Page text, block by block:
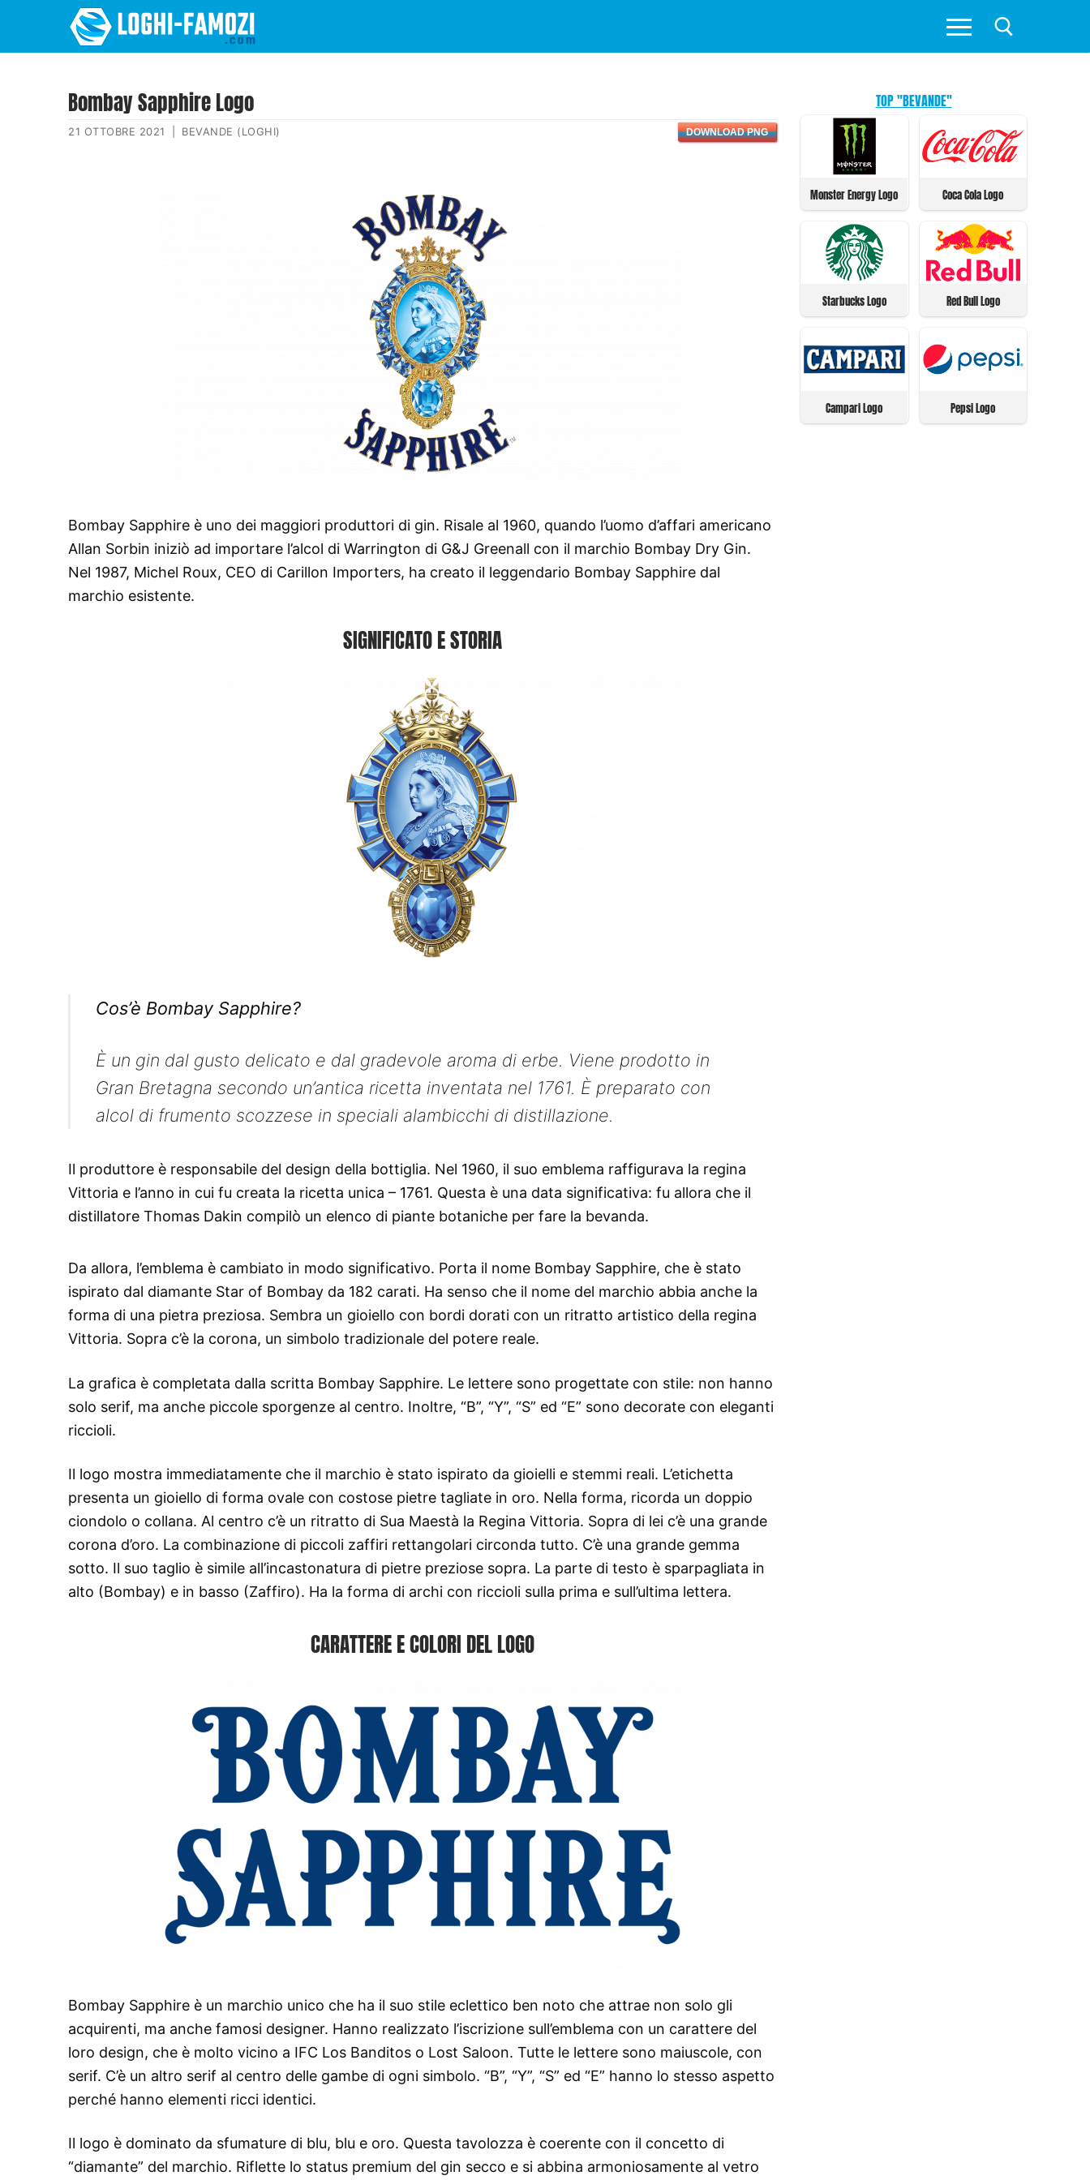
Bombay Sapphire Logo
21 OTTOBRE 2021 BEVANDE (LOGHI) DOWNLOAD PNG
Bombay Sapphire è uno dei maggiori produttori di gin. Risale al 1960, quando l’uomo d’affari americano
Allan Sorbin iniziò ad importare l’alcol di Warrington di G&J Greenall con il marchio Bombay Dry Gin.
Nel 1987, Michel Roux, CEO di Carillon Importers, ha creato il leggendario Bombay Sapphire dal
marchio esistente.
SIGNIFICATO E STORIA
Cos’è Bombay Sapphire?
È un gin dal gusto delicato e dal gradevole aroma di erbe. Viene prodotto in
Gran Bretagna secondo un’antica ricetta inventata nel 1761. È preparato con
alcol di frumento scozzese in speciali alambicchi di distillazione.
Il produttore è responsabile del design della bottiglia. Nel 1960, il suo emblema raffigurava la regina
Vittoria e l’anno in cui fu creata la ricetta unica – 1761. Questa è una data significativa: fu allora che il
distillatore Thomas Dakin compilò un elenco di piante botaniche per fare la bevanda.
Da allora, l’emblema è cambiato in modo significativo. Porta il nome Bombay Sapphire, che è stato
ispirato dal diamante Star of Bombay da 182 carati. Ha senso che il nome del marchio abbia anche la
forma di una pietra preziosa. Sembra un gioiello con bordi dorati con un ritratto artistico della regina
Vittoria. Sopra c’è la corona, un simbolo tradizionale del potere reale.
La grafica è completata dalla scritta Bombay Sapphire. Le lettere sono progettate con stile: non hanno
solo serif, ma anche piccole sporgenze al centro. Inoltre, “B”, “Y”, “S” ed “E” sono decorate con eleganti
riccioli.
Il logo mostra immediatamente che il marchio è stato ispirato da gioielli e stemmi reali. L’etichetta
presenta un gioiello di forma ovale con costose pietre tagliate in oro. Nella forma, ricorda un doppio
ciondolo o collana. Al centro c’è un ritratto di Sua Maestà la Regina Vittoria. Sopra di lei c’è una grande
corona d’oro. La combinazione di piccoli zaffiri rettangolari circonda tutto. C’è una grande gemma
sotto. Il suo taglio è simile all’incastonatura di pietre preziose sopra. La parte di testo è sparpagliata in
alto (Bombay) e in basso (Zaffiro). Ha la forma di archi con riccioli sulla prima e sull’ultima lettera.
CARATTERE E COLORI DEL LOGO
Bombay Sapphire è un marchio unico che ha il suo stile eclettico ben noto che attrae non solo gli
acquirenti, ma anche famosi designer. Hanno realizzato l’iscrizione sull’emblema con un carattere del
loro design, che è molto vicino a IFC Los Banditos o Lost Saloon. Tutte le lettere sono maiuscole, con
serif. C’è un altro serif al centro delle gambe di ogni simbolo. “B”, “Y”, “S” ed “E” hanno lo stesso aspetto
perché hanno elementi ricci identici.
Il logo è dominato da sfumature di blu, blu e oro. Questa tavolozza è coerente con il concetto di
“diamante” del marchio. Riflette lo status premium del gin secco e si abbina armoniosamente al vetro
TOP "BEVANDE"
Monster Energy Logo Coca Cola Logo
Starbucks Logo Red Bull Logo
Campari Logo Pepsi Logo